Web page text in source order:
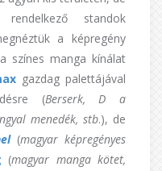
standok
a képregény
színes manga kínálat
gazdag palettájával
(Berserk, D a
menedék, stb.), de
(magyar képregényes
(magyar manga kötet,